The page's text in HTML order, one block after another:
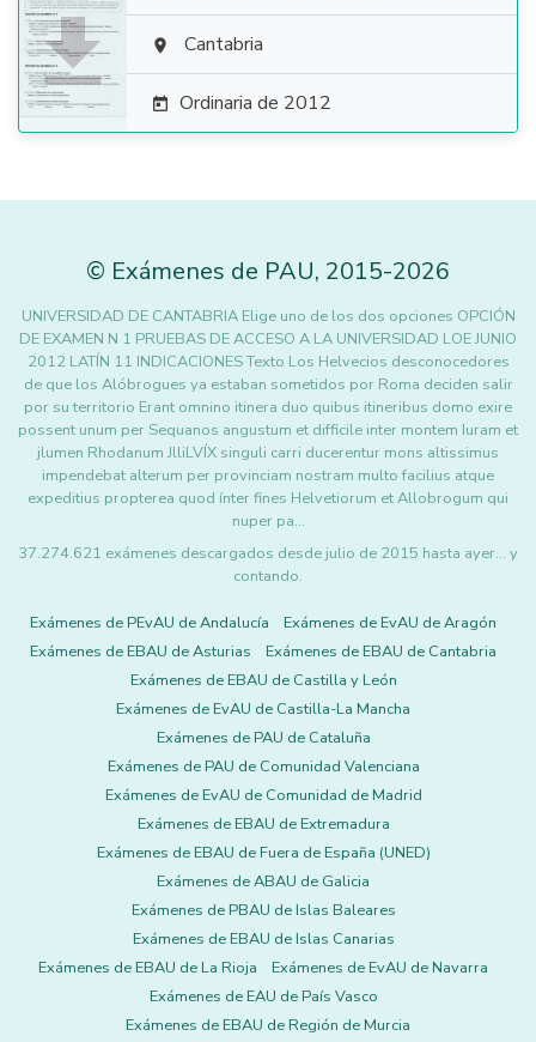
  Cantabria
 Ordinaria de 2012
© Exámenes de PAU, 2015-2026
UNIVERSIDAD DE CANTABRIA Elige uno de los dos opciones OPCIÓN
DE EXAMEN N 1 PRUEBAS DE ACCESO A LA UNIVERSIDAD LOE JUNIO
2012 LATÍN 11 INDICACIONES Texto Los Helvecios desconocedores
de que los Alóbrogues ya estaban sometidos por Roma deciden salir
por su territorio Erant omnino itinera duo quibus itineribus domo exire
possent unum per Sequanos angustum et difficile inter montem Iuram et
jlumen Rhodanum JlliLVÍX singuli carri ducerentur mons altissimus
impendebat alterum per provinciam nostram multo facilius atque
expeditius propterea quod ínter fines Helvetiorum et Allobrogum qui
nuper pa…
37.274.621 exámenes descargados desde julio de 2015 hasta ayer... y
contando.
Exámenes de PEvAU de Andalucía
Exámenes de EvAU de Aragón
Exámenes de EBAU de Asturias
Exámenes de EBAU de Cantabria
Exámenes de EBAU de Castilla y León
Exámenes de EvAU de Castilla-La Mancha
Exámenes de PAU de Cataluña
Exámenes de PAU de Comunidad Valenciana
Exámenes de EvAU de Comunidad de Madrid
Exámenes de EBAU de Extremadura
Exámenes de EBAU de Fuera de España (UNED)
Exámenes de ABAU de Galicia
Exámenes de PBAU de Islas Baleares
Exámenes de EBAU de Islas Canarias
Exámenes de EBAU de La Rioja
Exámenes de EvAU de Navarra
Exámenes de EAU de País Vasco
Exámenes de EBAU de Región de Murcia